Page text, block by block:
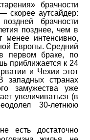
брачности
скорее аутсайдер:
брачности
позднее, чем в
менее интенсивно,
Европы. Средний
первом браке, по
приближается к 24
и Чехии этот
западных странах
замужества уже
увеличиваться (в
30-летнюю
есть достаточно